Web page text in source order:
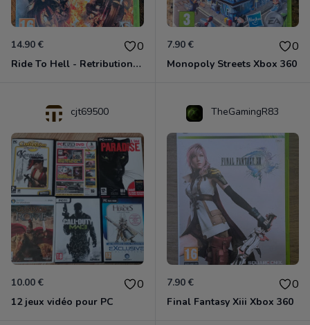
14.90 € 0
Ride To Hell - Retribution Xbox 360
7.90 € 0
Monopoly Streets Xbox 360
cjt69500
10.00 € 0
12 jeux vidéo pour PC
TheGamingR83
7.90 € 0
Final Fantasy Xiii Xbox 360